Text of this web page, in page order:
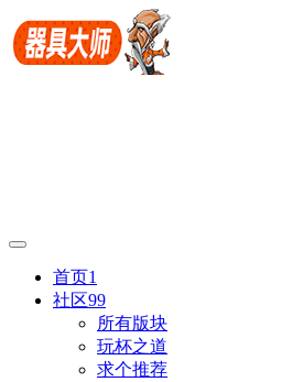
首页1
社区99
所有版块
玩杯之道
求个推荐